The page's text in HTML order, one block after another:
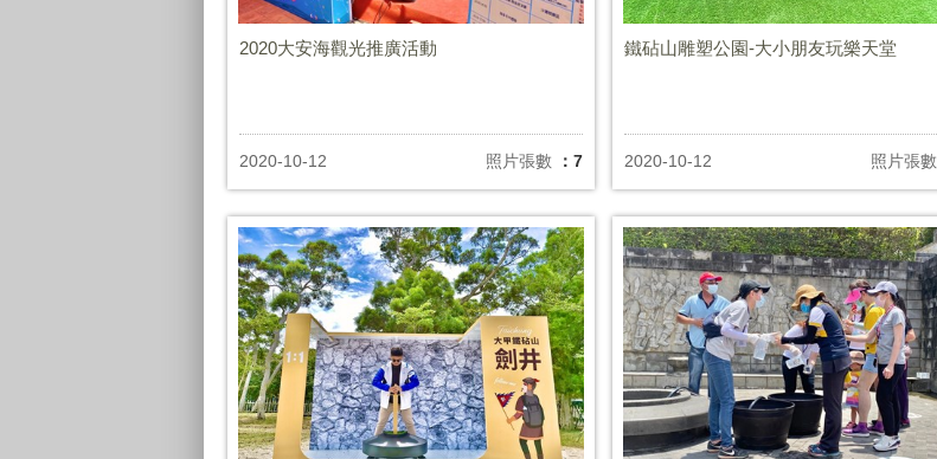
2020大安海觀光推廣活動
2020-10-12 照片張數 ：7
鐵砧山雕塑公園-大小朋友玩樂天堂
2020-10-12 照片張數